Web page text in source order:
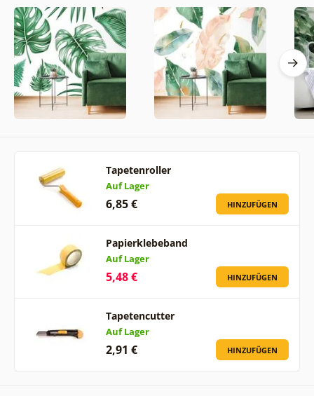
Tapetenroller
Auf Lager
6,85 € HINZUFÜGEN
Papierklebeband
Auf Lager
5,48 € HINZUFÜGEN
Tapetencutter
Auf Lager
2,91 € HINZUFÜGEN